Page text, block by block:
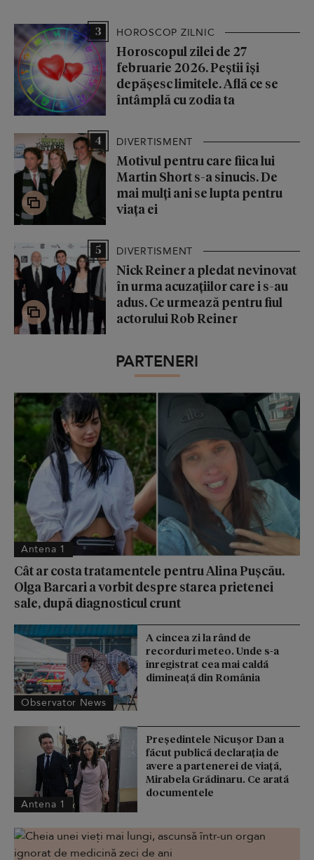
3 HOROSCOP ZILNIC
Horoscopul zilei de 27
februarie 2026. Peștii își
depășesc limitele. Află ce se
întâmplă cu zodia ta
4 DIVERTISMENT
Motivul pentru care fiica lui
Martin Short s-a sinucis. De
mai mulți ani se lupta pentru
viața ei
5 DIVERTISMENT
Nick Reiner a pledat nevinovat
în urma acuzațiilor care i s-au
adus. Ce urmează pentru fiul
actorului Rob Reiner
PARTENERI
Antena 1
Cât ar costa tratamentele pentru Alina Pușcău.
Olga Barcari a vorbit despre starea prietenei
sale, după diagnosticul crunt
Observator News
A cincea zi la rând de
recorduri meteo. Unde s-a
înregistrat cea mai caldă
dimineață din România
Antena 1
Președintele Nicușor Dan a
făcut publică declarația de
avere a partenerei de viață,
Mirabela Grădinaru. Ce arată
documentele